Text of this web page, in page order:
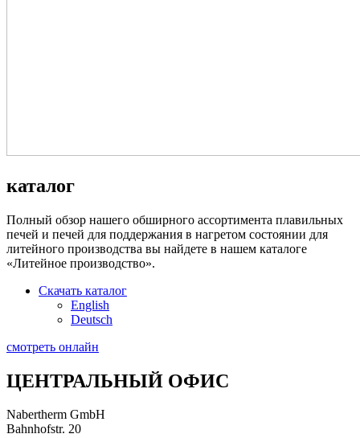
каталог
Полный обзор нашего обширного ассортимента плавильных
печей и печей для поддержания в нагретом состоянии для
литейного производства вы найдете в нашем каталоге
«Литейное производство».
Скачать каталог
English
Deutsch
смотреть онлайн
ЦЕНТРАЛЬНЫЙ ОФИС
Nabertherm GmbH
Bahnhofstr. 20